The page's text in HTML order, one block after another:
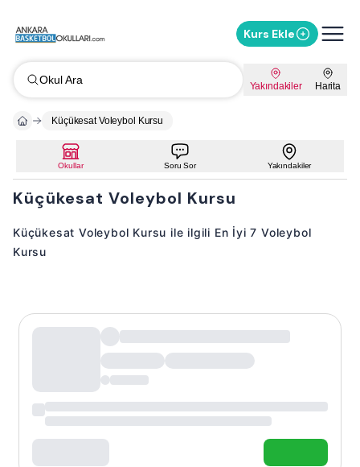
Kurs Ekle
Okul Ara Yakındakiler Harita
Küçükesat Voleybol Kursu
Okullar Soru Sor Yakındakiler
Küçükesat Voleybol Kursu
Küçükesat Voleybol Kursu ile ilgili En İyi 7 Voleybol
Kursu